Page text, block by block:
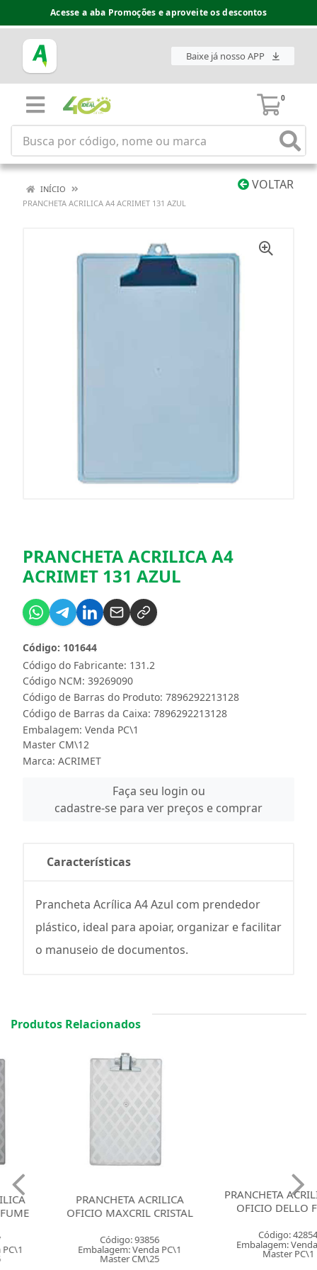
Acesse a aba Promoções e aproveite os descontos
Baixe já nosso APP
0
VOLTAR
INÍCIO
PRANCHETA ACRILICA A4 ACRIMET 131 AZUL
PRANCHETA ACRILICA A4
ACRIMET 131 AZUL
Código do Fabricante: 131.2
Código: 101644
Código NCM: 39269090
Código de Barras do Produto: 7896292213128
Código de Barras da Caixa: 7896292213128
Embalagem: Venda PC\1
Master CM\12
Marca: ACRIMET
Faça seu login ou
cadastre-se para ver preços e comprar
Características
Prancheta Acrílica A4 Azul com prendedor
plástico, ideal para apoiar, organizar e facilitar
o manuseio de documentos.
Produtos Relacionados
PRANCHETA ACRILICA
OFICIO MAXCRIL CRISTAL
Código: 93856
Embalagem: Venda PC\1
Master CM\25
PRANCHETA ACRILICA 1/2
OFICIO DELLO FUME
Código: 42854
Embalagem: Venda PC\1
Master PC\1